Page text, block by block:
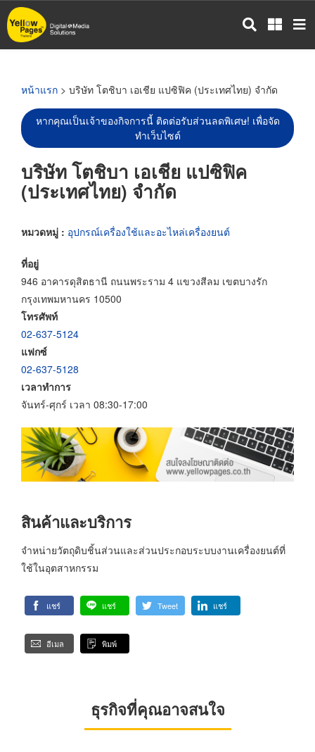
ข้าม
ไป
หน้าแรก > บริษัท โตชิบา เอเชีย แปซิฟิค (ประเทศไทย) จำกัด
หากคุณเป็นเจ้าของกิจการนี้ ติดต่อรับส่วนลดพิเศษ! เพื่อจัด
ทำเว็บไซต์
บริษัท โตชิบา เอเชีย แปซิฟิค
(ประเทศไทย) จำกัด
หมวดหมู่ : อุปกรณ์เครื่องใช้และอะไหล่เครื่องยนต์
ที่อยู่
946 อาคารดุสิตธานี ถนนพระราม 4 แขวงสีลม เขตบางรัก
กรุงเทพมหานคร 10500
โทรศัพท์
02-637-5124
แฟกซ์
02-637-5128
เวลาทำการ
จันทร์-ศุกร์ เวลา 08:30-17:00
สินค้าและบริการ
จำหน่ายวัตถุดิบชิ้นส่วนและส่วนประกอบระบบงานเครื่องยนต์ที่
ใช้ในอุตสาหกรรม
แชร์ แชร์ Tweet แชร์
อีเมล พิมพ์
ธุรกิจที่คุณอาจสนใจ